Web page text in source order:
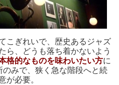
こぎれいで、歴史あるジャズ
ら、どうも落ち着かないよう
格的なものを味わいたい方に
みで、狭く急な階段へと続
が必要。